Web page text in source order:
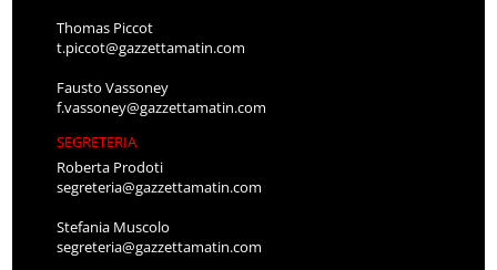
Thomas Piccot
t.piccot@gazzettamatin.com
Fausto Vassoney
f.vassoney@gazzettamatin.com
SEGRETERIA
Roberta Prodoti
segreteria@gazzettamatin.com
Stefania Muscolo
segreteria@gazzettamatin.com